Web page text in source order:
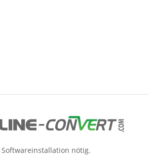
Softwareinstallation nötig.